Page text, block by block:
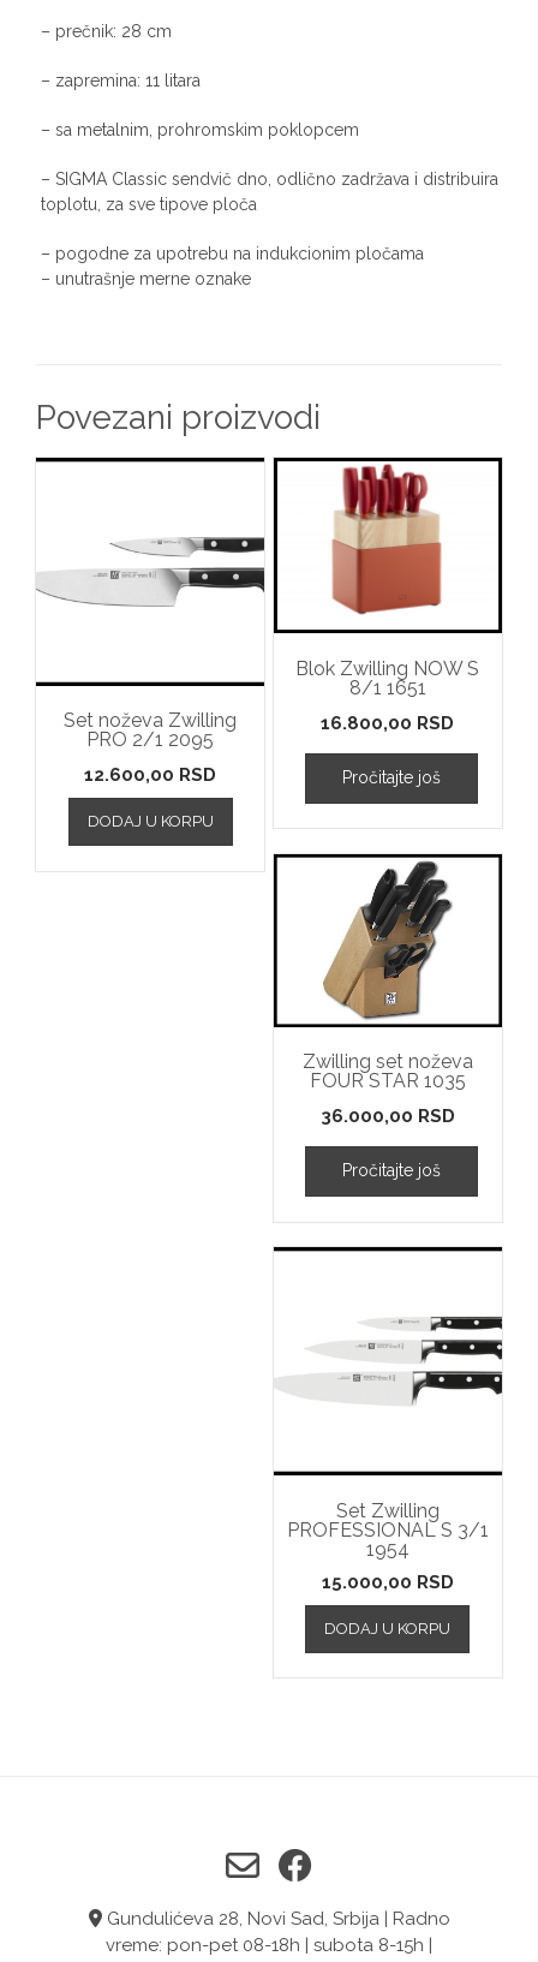
– prečnik: 28 cm
– zapremina: 11 litara
– sa metalnim, prohromskim poklopcem
– SIGMA Classic sendvič dno, odlično zadržava i distribuira
toplotu, za sve tipove ploča
– pogodne za upotrebu na indukcionim pločama
– unutrašnje merne oznake
Povezani proizvodi
Set noževa Zwilling
PRO 2/1 2095
12.600,00 RSD
DODAJ U KORPU
Blok Zwilling NOW S
8/1 1651
16.800,00 RSD
Pročitajte još
Zwilling set noževa
FOUR STAR 1035
36.000,00 RSD
Pročitajte još
Set Zwilling
PROFESSIONAL S 3/1
1954
15.000,00 RSD
DODAJ U KORPU
Gundulićeva 28, Novi Sad, Srbija | Radno
vreme: pon-pet 08-18h | subota 8-15h |